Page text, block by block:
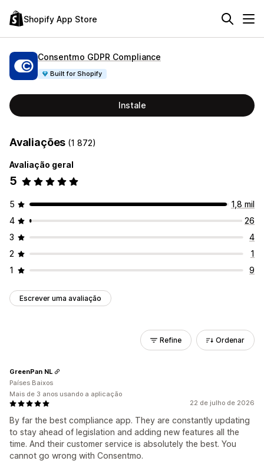
Shopify App Store
Consentmo GDPR Compliance
Built for Shopify
Instale
Avaliações (1 872)
Avaliação geral
5
5
1,8 mil
4
26
3
4
2
1
1
9
Escrever uma avaliação
Refine Ordenar
22 de julho de 2026
By far the best compliance app. They are constantly updating
to stay ahead of legislation and adding new features all the
time. And their customer service is absolutely the best. You
cannot go wrong with Consentmo.
GreenPan NL
Países Baixos
Mais de 3 anos usando a aplicação